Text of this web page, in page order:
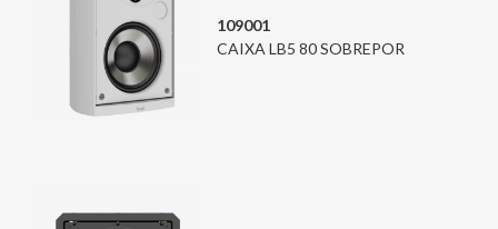
109001
CAIXA LB5 80 SOBREPOR